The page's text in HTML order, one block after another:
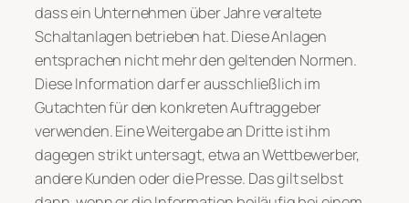
dass ein Unternehmen über Jahre veraltete
Schaltanlagen betrieben hat. Diese Anlagen
entsprachen nicht mehr den geltenden Normen.
Diese Information darf er ausschließlich im
Gutachten für den konkreten Auftraggeber
verwenden. Eine Weitergabe an Dritte ist ihm
dagegen strikt untersagt, etwa an Wettbewerber,
andere Kunden oder die Presse. Das gilt selbst